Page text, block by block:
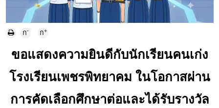
ก- ก+
ขอแสดงความยินดีกับนักเรียนคนเก่ง
โรงเรียนเพชรพิทยาคม ในโอกาสผ่าน
การคัดเลือกศึกษาต่อและได้รับรางวัล